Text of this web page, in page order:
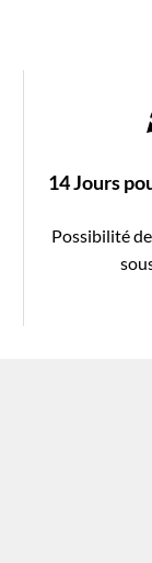
14 Jours
Possibilité